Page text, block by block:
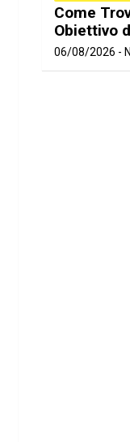
Come
Obiettivo
06/08/2026